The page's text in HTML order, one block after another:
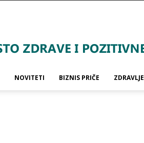
NOVITETI BIZNIS PRIČE ZDRAVLJE